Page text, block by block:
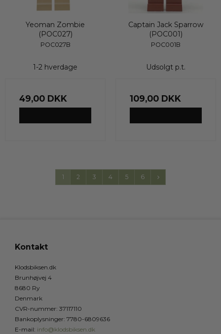
Yeoman Zombie
(POC027)
POC027B
1-2 hverdage
49,00 DKK
Captain Jack Sparrow
(POC001)
POC001B
Udsolgt p.t.
109,00 DKK
1 2 3 4 5 6
Kontakt
Klodsbiksen.dk
Brunhøjvej 4
8680 Ry
Denmark
CVR-nummer: 37117110
Bankoplysninger: 7780-6809636
E-mail: info@klodsbiksen.dk